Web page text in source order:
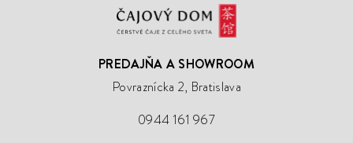
Čajový
Dom
PREDAJŇA A SHOWROOM
Povraznícka 2, Bratislava
0944 161 967